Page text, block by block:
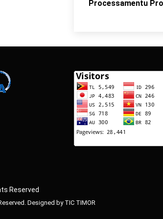
Processamentu
Reserved
Designed by TIC TIMOR